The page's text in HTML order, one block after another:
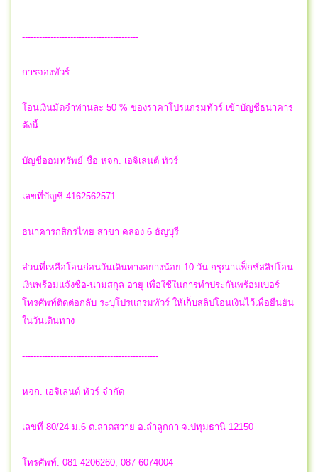
-----------------------------------------
การจองทัวร์
โอนเงินมัดจำท่านละ 50 % ของราคาโปรแกรมทัวร์ เข้าบัญชีธนาคาร
ดังนี้
บัญชีออมทรัพย์ ชื่อ หจก. เอจิเลนต์ ทัวร์
เลขที่บัญชี 4162562571
ธนาคารกสิกรไทย สาขา คลอง 6 ธัญบุรี
ส่วนที่เหลือโอนก่อนวันเดินทางอย่างน้อย 10 วัน กรุณาแฟ็กซ์สลิปโอน
เงินพร้อมแจ้งชื่อ-นามสกุล อายุ เพื่อใช้ในการทำประกันพร้อมเบอร์
โทรศัพท์ติดต่อกลับ ระบุโปรแกรมทัวร์ ให้เก็บสลิปโอนเงินไว้เพื่อยืนยัน
ในวันเดินทาง
------------------------------------------------
หจก. เอจิเลนต์ ทัวร์ จำกัด
เลขที่ 80/24 ม.6 ต.ลาดสวาย อ.ลำลูกกา จ.ปทุมธานี 12150
โทรศัพท์: 081-4206260, 087-6074004